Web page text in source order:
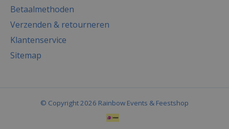
Betaalmethoden
Verzenden & retourneren
Klantenservice
Sitemap
© Copyright 2026 Rainbow Events & Feestshop